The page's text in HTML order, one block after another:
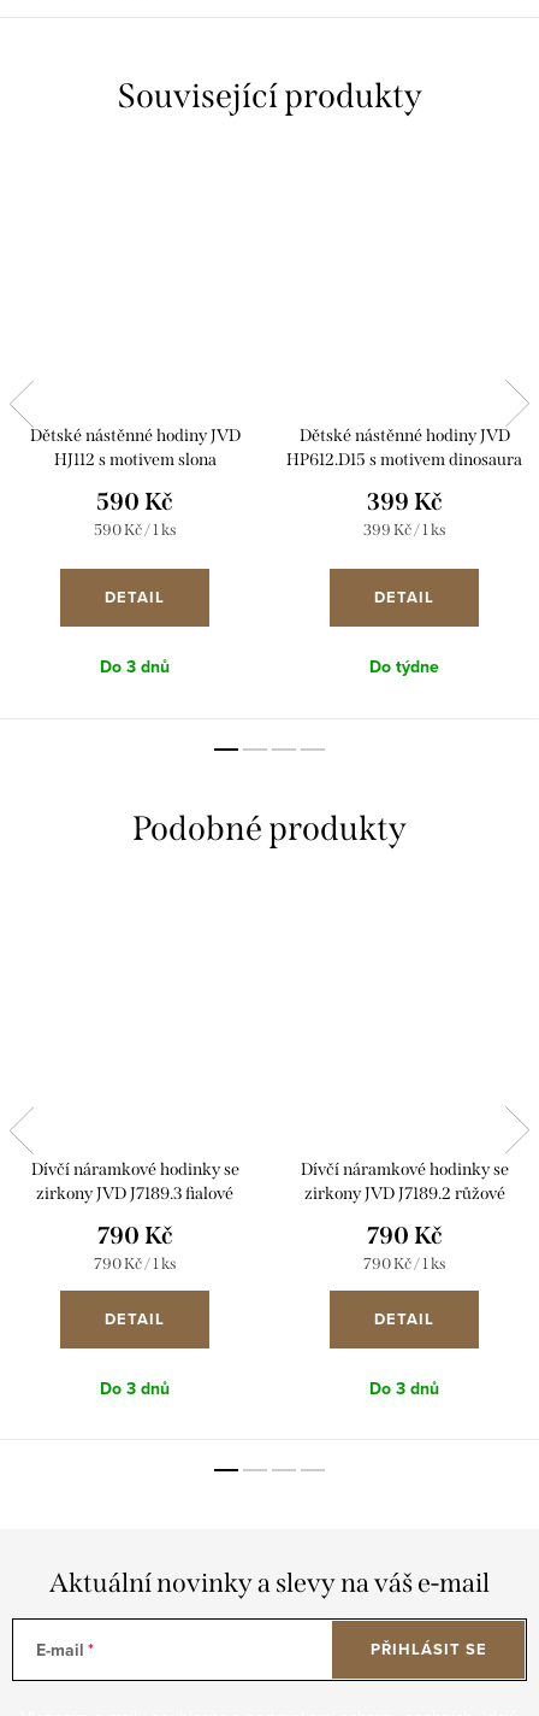
Související produkty
Dětské nástěnné hodiny JVD
HJ112 s motivem slona
590 Kč
Měrná
590 Kč / 1 ks
DETAIL
Do 3 dnů
Dětské nástěnné hodiny JVD
HP612.D15 s motivem dinosaura
399 Kč
Měrná
399 Kč / 1 ks
DETAIL
Do týdne
Dívčí náramkové hodinky se
zirkony JVD J7189.3 fialové
790 Kč
Měrná
790 Kč / 1 ks
DETAIL
Do 3 dnů
Dívčí náramkové hodinky se
zirkony JVD J7189.2 růžové
790 Kč
Měrná
790 Kč / 1 ks
DETAIL
Do 3 dnů
Aktuální novinky a slevy na váš e-mail
E-mail PŘIHLÁSIT SE